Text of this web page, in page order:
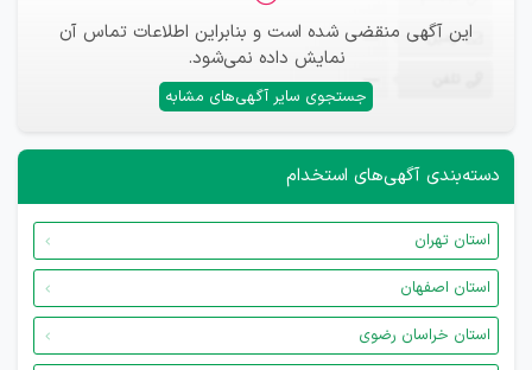
این آگهی منقضی شده است و بنابراین اطلاعات تماس آن
نمایش داده نمی‌شود.
جستجوی سایر آگهی‌های مشابه
ایمیل —
—
دسته‌بندی آگهی‌های استخدام
استان تهران
استان اصفهان
استان خراسان رضوی